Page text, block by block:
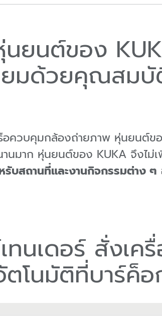
ยนต์ของ
ยมด้วยคุณสมบั
อควบคุมกล้องถ่ายภาพ หุ่นยนต์ข
นมาก หุ่นยนต์ของ KUKA จึงไม่
บสถานที่และงานกิจกรรมต่าง ๆ
ทนเดอร์ สั่งเ
โนมัติที่บาร์ค็